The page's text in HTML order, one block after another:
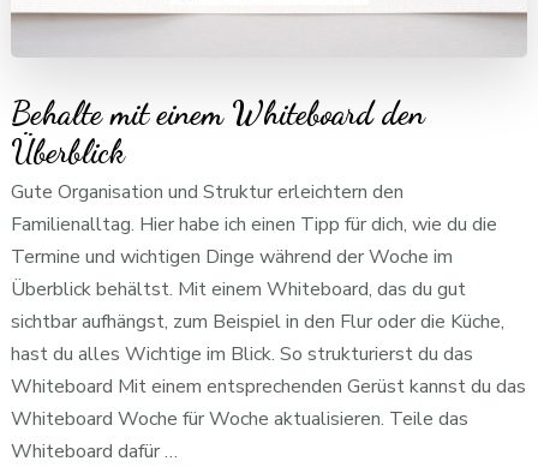
Behalte mit einem Whiteboard den
Überblick
Gute Organisation und Struktur erleichtern den
Familienalltag. Hier habe ich einen Tipp für dich, wie du die
Termine und wichtigen Dinge während der Woche im
Überblick behältst. Mit einem Whiteboard, das du gut
sichtbar aufhängst, zum Beispiel in den Flur oder die Küche,
hast du alles Wichtige im Blick. So strukturierst du das
Whiteboard Mit einem entsprechenden Gerüst kannst du das
Whiteboard Woche für Woche aktualisieren. Teile das
Whiteboard dafür …